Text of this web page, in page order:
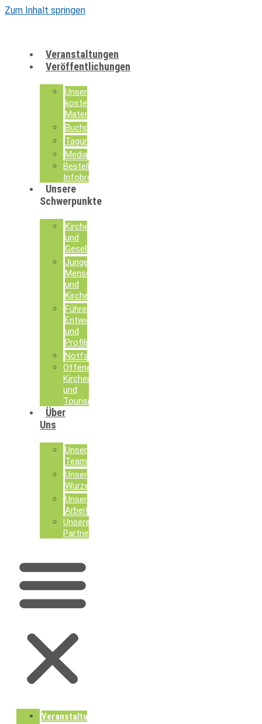
Zum Inhalt springen
Veranstaltungen
Veröffentlichungen
Unsere
kostenlosen
Materialien
Buchpublikationen
Tagungsdokumentationen
Mediathek
Bestellung
Infobroschüren
Unsere
Schwerpunkte
Kirche
und
Gesellschaft
Junge
Menschen
und
Kirche
Führen,
Entwickeln
und
Profilieren
Notfallseelsorge
Offene
Kirchen
und
Tourismusseelsorge
Über
Uns
Unser
Team
Unsere
Wurzeln
Unsere
Arbeit
Unsere
Partner
Veranstaltungen